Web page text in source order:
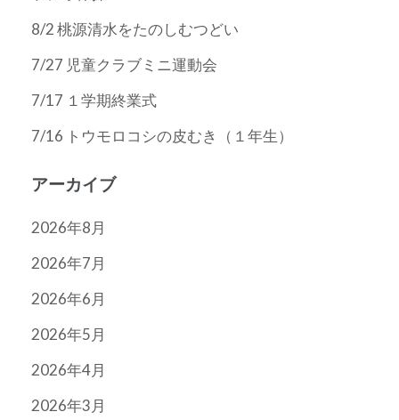
8/2 桃源清水をたのしむつどい
7/27 児童クラブミニ運動会
7/17 １学期終業式
7/16 トウモロコシの皮むき（１年生）
アーカイブ
2026年8月
2026年7月
2026年6月
2026年5月
2026年4月
2026年3月